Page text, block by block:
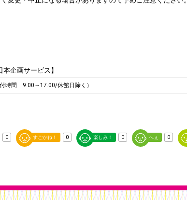
企画サービス】
時間 9:00～17:00/休館日除く）
0 すごかね！ 0 楽しみ！ 0 へぇ 0